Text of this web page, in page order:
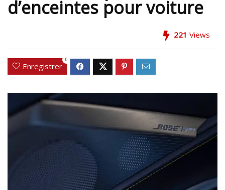
d’enceintes pour voiture
221 Views
Enregistrer
0